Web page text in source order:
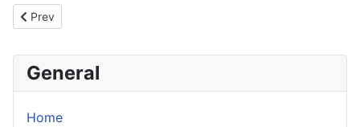
General
Home
Previous article: Seminario de Abramo Hefez
Prev